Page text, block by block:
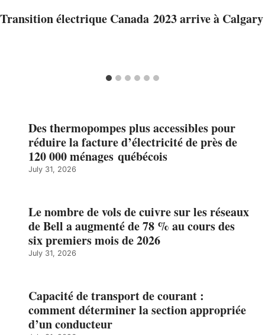
Transition électrique Canada 2023 arrive à Calgary
Des thermopompes plus accessibles pour
réduire la facture d’électricité de près de
120 000 ménages québécois
July 31, 2026
Le nombre de vols de cuivre sur les réseaux
de Bell a augmenté de 78 % au cours des
six premiers mois de 2026
July 31, 2026
Capacité de transport de courant :
comment déterminer la section appropriée
d’un conducteur